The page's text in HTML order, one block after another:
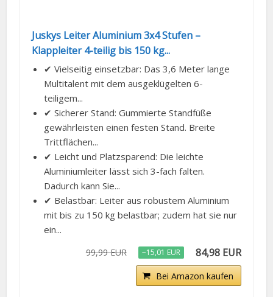
Juskys Leiter Aluminium 3x4 Stufen –
Klappleiter 4-teilig bis 150 kg...
✔ Vielseitig einsetzbar: Das 3,6 Meter lange
Multitalent mit dem ausgeklügelten 6-
teiligem...
✔ Sicherer Stand: Gummierte Standfüße
gewährleisten einen festen Stand. Breite
Trittflächen...
✔ Leicht und Platzsparend: Die leichte
Aluminiumleiter lässt sich 3-fach falten.
Dadurch kann Sie...
✔ Belastbar: Leiter aus robustem Aluminium
mit bis zu 150 kg belastbar; zudem hat sie nur
ein...
99,99 EUR −15,01 EUR 84,98 EUR
Bei Amazon kaufen